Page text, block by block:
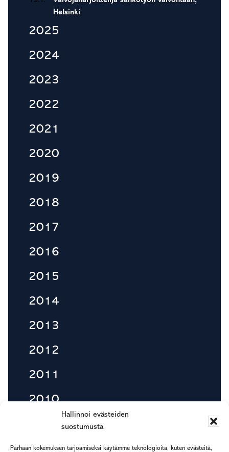
Hallinnoi evästeiden
suostumusta
Parhaan kokemuksen tarjoamiseksi käytämme teknologioita, kuten evästeitä,
Helsinki
2025
2024
2023
2022
2021
2020
2019
2018
2017
2016
2015
2014
2013
2012
2011
2010